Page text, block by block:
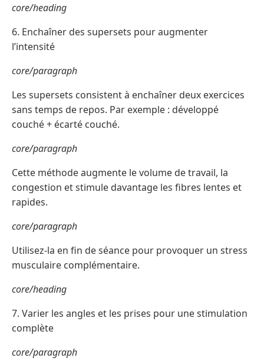
core/heading
6. Enchaîner des supersets pour augmenter
l’intensité
core/paragraph
Les supersets consistent à enchaîner deux exercices
sans temps de repos. Par exemple : développé
couché + écarté couché.
core/paragraph
Cette méthode augmente le volume de travail, la
congestion et stimule davantage les fibres lentes et
rapides.
core/paragraph
Utilisez-la en fin de séance pour provoquer un stress
musculaire complémentaire.
core/heading
7. Varier les angles et les prises pour une stimulation
complète
core/paragraph